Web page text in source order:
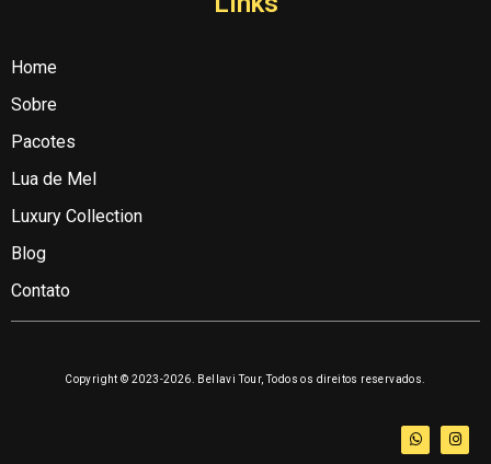
Home
Sobre
Pacotes
Lua de Mel
Luxury Collection
Blog
Contato
Copyright © 2023-2026. Bellavi Tour, Todos os direitos reservados.